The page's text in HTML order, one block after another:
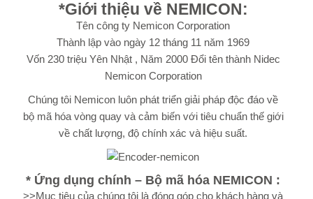
*Giới thiệu về NEMICON:
Tên công ty Nemicon Corporation
Thành lập vào ngày 12 tháng 11 năm 1969
Vốn 230 triệu Yên Nhật , Năm 2000 Đổi tên thành Nidec
NemiconCorporation
Chúng tôi Nemicon luôn phát triển giải pháp độc đáo về
bộ mã hóa vòng quay và cảm biến với tiêu chuẩn thế giới
về chất lượng, độ chính xác và hiệu suất.
* Ứng dụng chính – Bộ mã hóa NEMICON :
>>Mục tiêu của chúng tôi là đóng góp cho khách hàng và